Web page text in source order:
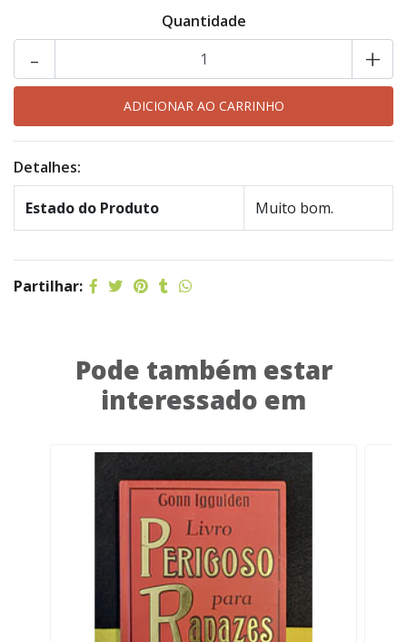
Quantidade
+
-
Detalhes:
Estado do Produto Muito bom.
Partilhar:
Pode também estar
interessado em